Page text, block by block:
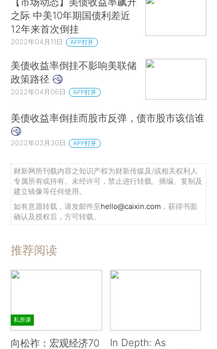
之际 中美10年期国债利差近
12年来首次倒挂
2022年04月11日 APP打开
美债收益率倒挂不影响美联储
政策路径
2022年04月06日 APP打开
美债收益率倒挂而股市反弹，债市股市该信谁
2022年03月30日 APP打开
财新网所刊载内容之知识产权为财新传媒及/或相关权利人
专属所有或持有。未经许可，禁止进行转载、摘编、复制及
建立镜像等任何使用。
如有意愿转载，请发邮件至hello@caixin.com ，获得书面
确认及授权后，方可转载。
推荐阅读
私房课
向松祚：宏观经济70
In Depth: As